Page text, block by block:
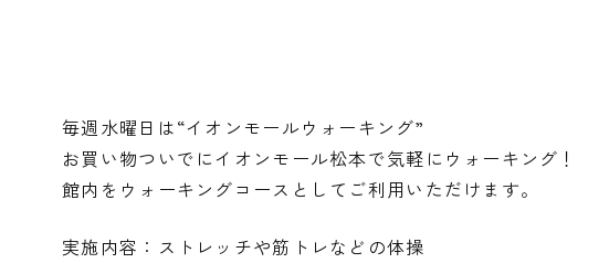
毎週水曜日は“イオンモールウォーキング”
お買い物ついでにイオンモール松本で気軽にウォーキング！
館内をウォーキングコースとしてご利用いただけます。
実施内容：ストレッチや筋トレなどの体操